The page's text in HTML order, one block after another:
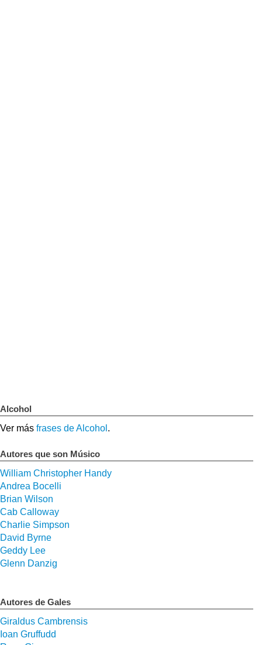
Alcohol
Ver más frases de Alcohol .
Autores que son Músico
William Christopher Handy
Andrea Bocelli
Brian Wilson
Cab Calloway
Charlie Simpson
David Byrne
Geddy Lee
Glenn Danzig
Autores de Gales
Giraldus Cambrensis
Ioan Gruffudd